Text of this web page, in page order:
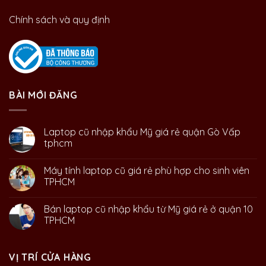
Chính sách và quy định
BÀI MỚI ĐĂNG
Laptop cũ nhập khẩu Mỹ giá rẻ quận Gò Vấp
tphcm
Máy tính laptop cũ giá rẻ phù hợp cho sinh viên
TPHCM
Bán laptop cũ nhập khẩu từ Mỹ giá rẻ ở quận 10
TPHCM
VỊ TRÍ CỬA HÀNG